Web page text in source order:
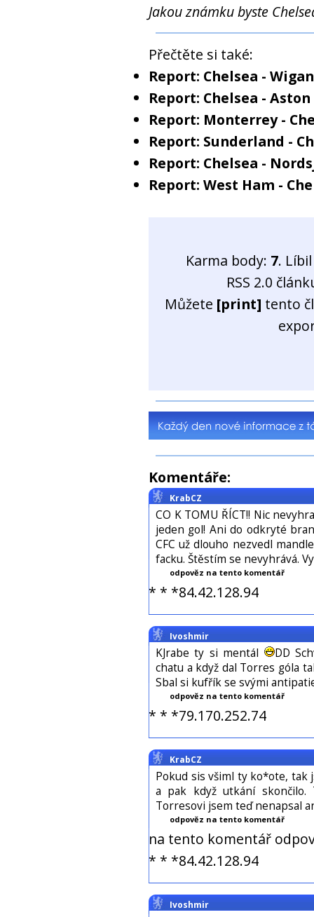
Jakou známku byste
Přečtěte si také:
Report: Chelsea -
Report: Chelsea -
Report: Monterrey -
Report: Sunderland -
Report: Chelsea -
Report: West Ham -
Karma body: 7.
RSS 2.0
Můžete [print] tento
Komentáře:
KrabCZ
CO K TOMU ŘÍCT!! Nic
jeden gol! Ani do odkryté
CFC už dlouho nezvedl
facku. Štěstím se nevyhrává.
odpověz na tento komentář
* * *84.42.128.94
Ivoshmir
KJrabe ty si mentál
DD
chatu a když dal Torres góla
Sbal si kufřík se svými
odpověz na tento komentář
* * *79.170.252.74
KrabCZ
Pokud sis všiml ty ko*ote, tak
a pak když utkání skončilo.
Torresovi jsem teď nenapsal
odpověz na tento komentář
na tento komentář
* * *84.42.128.94
Ivoshmir